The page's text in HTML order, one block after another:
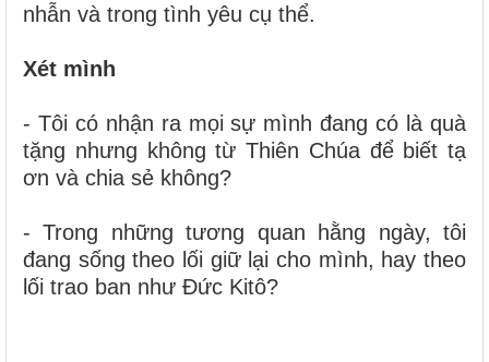
nhẫn và trong tình yêu cụ thể.
Xét mình
- Tôi có nhận ra mọi sự mình đang có là quà
tặng nhưng không từ Thiên Chúa để biết tạ
ơn và chia sẻ không?
- Trong những tương quan hằng ngày, tôi
đang sống theo lối giữ lại cho mình, hay theo
lối trao ban như Đức Kitô?